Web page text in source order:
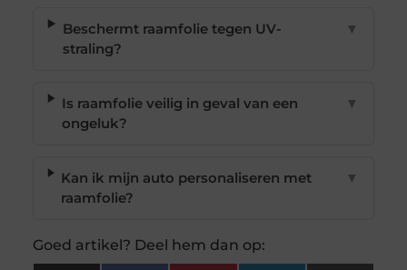
Beschermt raamfolie tegen UV-
straling?
▼
Is raamfolie veilig in geval van een
ongeluk?
▼
Kan ik mijn auto personaliseren met
raamfolie?
▼
Goed artikel? Deel hem dan op: